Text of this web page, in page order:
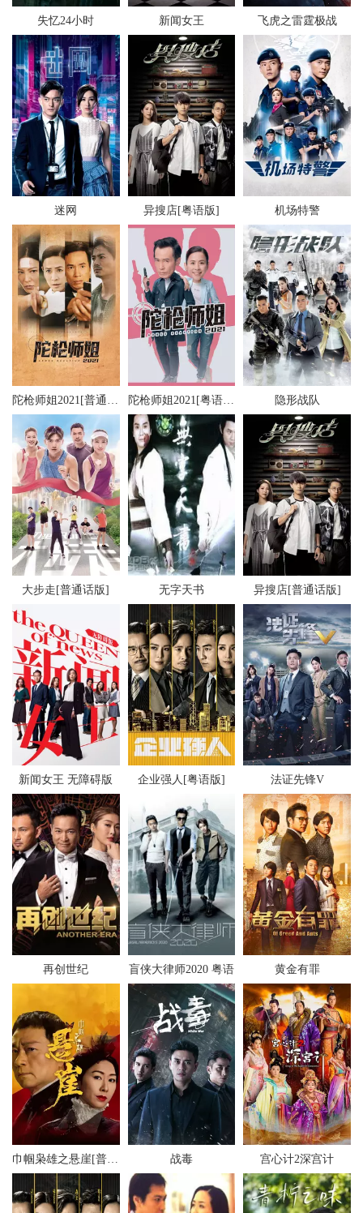
失忆24小时 新闻女王 飞虎之雷霆极战
迷网 异搜店[粤语版] 机场特警
陀枪师姐2021[粤语版] 隐形战队
大步走[普通话版] 无字天书 异搜店[普通话版]
新闻女王 无障碍版 企业强人[粤语版] 法证先锋V
再创世纪 盲侠大律师2020 粤语 黄金有罪
战毒 宫心计2深宫计